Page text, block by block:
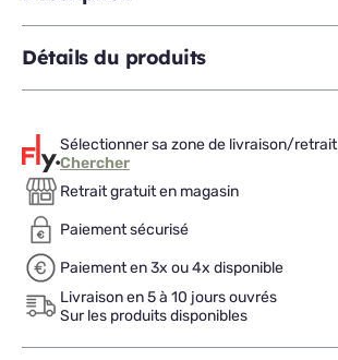
2
tiroirs
lit
Détails du produits
Sélectionner sa zone de livraison/retrait
Chercher
Retrait gratuit en magasin
Paiement sécurisé
Paiement en 3x ou 4x disponible
Livraison en 5 à 10 jours ouvrés
Sur les produits disponibles